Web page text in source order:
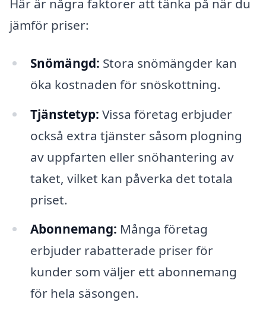
Här är några faktorer att tänka på när du
jämför priser:
Snömängd: Stora snömängder kan
öka kostnaden för snöskottning.
Tjänstetyp: Vissa företag erbjuder
också extra tjänster såsom plogning
av uppfarten eller snöhantering av
taket, vilket kan påverka det totala
priset.
Abonnemang: Många företag
erbjuder rabatterade priser för
kunder som väljer ett abonnemang
för hela säsongen.